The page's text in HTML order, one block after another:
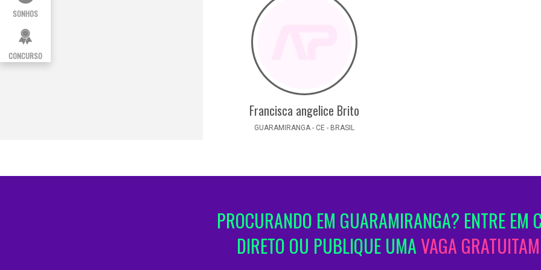
SONHOS
CONCURSO
Francisca angelice Brito
GUARAMIRANGA - CE - BRASIL
PROCURANDO EM GUARAMIRANGA? ENTRE EM
DIRETO OU PUBLIQUE UMAVAGA